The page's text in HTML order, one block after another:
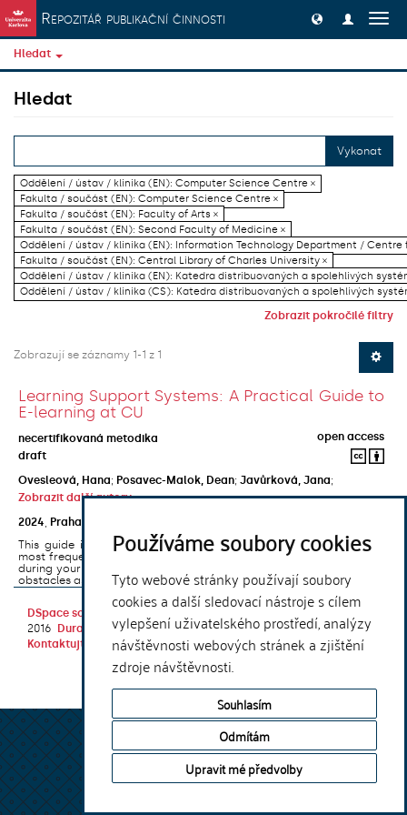
Používáme soubory cookies
Tyto webové stránky používají soubory
cookies a další sledovací nástroje s cílem
vylepšení uživatelského prostředí, analýzy
návštěvnosti webových stránek a zjištění
zdroje návštěvnosti.
Souhlasím
Odmítám
Upravit mé předvolby
Přeskočit na obsah
Repozitář publikační činnosti
Hledat
Hledat
Vykonat
Oddělení / ústav / klinika (EN): Computer Science Centre ×
Fakulta / součást (EN): Computer Science Centre ×
Fakulta / součást (EN): Faculty of Arts ×
Fakulta / součást (EN): Second Faculty of Medicine ×
Oddělení / ústav / klinika (EN): Information Technology Department / Centre
Fakulta / součást (EN): Central Library of Charles University ×
Oddělení / ústav / klinika (EN): Katedra distribuovaných a spolehlivých
Oddělení / ústav / klinika (CS): Katedra distribuovaných a spolehlivých
Zobrazit pokročilé filtry
Zobrazují se záznamy 1-1 z 1
Learning Support Systems: A Practical Guide to
E-learning at CU
necertifikovaná metodika
open access
draft
Ovesleová, Hana; Posavec-Malok, Dean; Javůrková, Jana;
Zobrazit další autory
2024
Praha
This guide introduces the e-learning support tools that are used
most frequently at Charles University and that you may encounter
during your studies. It will also help you to avoid the most common
obstacles associated ...
DSpace software
2016
DuraSpace
Kontaktujte nás |Vyjádření názoru
Theme by